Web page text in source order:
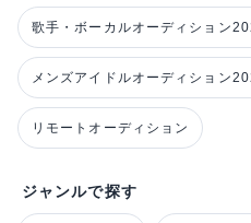
歌手・ボーカルオーディション
メンズアイドルオーディション
リモートオーディション
ジャンルで探す